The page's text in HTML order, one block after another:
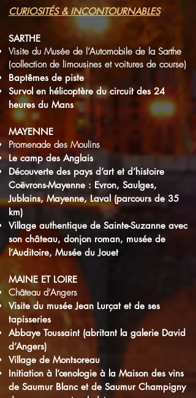
CURIOSITÉS & INCONTOURNABLES
SARTHE
Visite du Musée de l’Automobile de la Sarthe
(collection de limousines et voitures de course)
Baptêmes de piste
Survol en hélicoptère du circuit des 24
heures du Mans
MAYENNE
Promenade des Moulins
Le camp des Anglais
Découverte des pays d’art et d’histoire
Coëvrons-Mayenne : Evron, Saulges,
Jublains, Mayenne, Laval (parcours de 35
km)
Village authentique de Sainte-Suzanne avec
son château, donjon roman, musée de
l’Auditoire, Musée du Jouet
MAINE ET LOIRE
Château d’Angers
Visite du musée Jean Lurçat et de ses
tapisseries
Abbaye Toussaint (abritant la galerie David
d’Angers)
Village de Montsoreau
Initiation à l’œnologie à la Maison des vins
de Saumur Blanc et de Saumur Champigny